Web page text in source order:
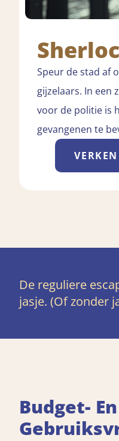
Speur de stad af
gijzelaars. In een
voor de politie is
gevangenen te
VERKEN
De reguliere
jasje. (Of zonder
Budget- En